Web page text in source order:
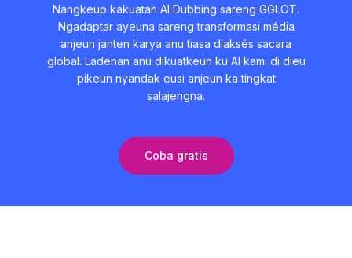
Nangkeup kakuatan AI Dubbing sareng GGLOT.
Ngadaptar ayeuna sareng transformasi média
anjeun janten karya anu tiasa diaksés sacara
global. Ladenan anu dikuatkeun ku AI kami di dieu
pikeun nyandak eusi anjeun ka tingkat
salajengna.
Coba gratis